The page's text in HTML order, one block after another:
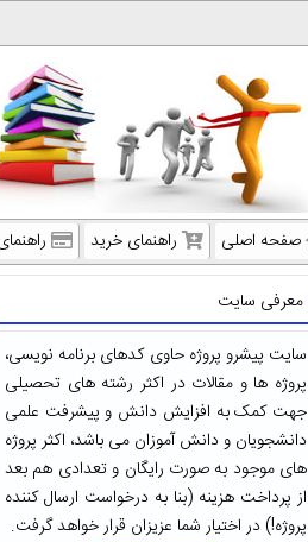
صفحه اصلی راهنمای خرید
معرفی سایت
سایت پیشرو پروژه حاوی کدهای برنامه نویسی،
پروژه ها و مقالات در اکثر رشته های تحصیلی
جهت کمک به افزایش دانش و پیشرفت علمی
دانشجویان و دانش آموزان می باشد، اکثر پروژه
های موجود به صورت رایگان و تعدادی هم بعد
از پرداخت هزینه (بنا به درخواست ارسال کننده
پروژه!) در اختیار شما عزیزان قرار خواهد گرفت.